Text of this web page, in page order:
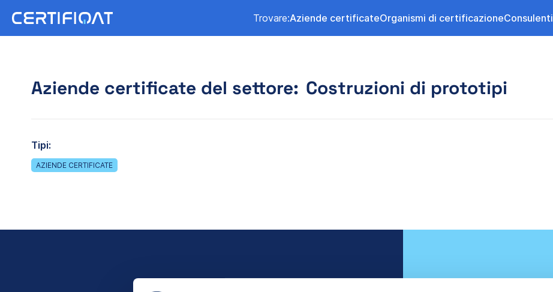
Trovare:Aziende certificateOrganismi di certificazioneConsulenti
Aziende certificate del settore: Costruzioni di prototipi
Tipi:
AZIENDE CERTIFICATE